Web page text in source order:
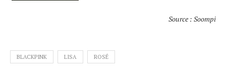
Source : Soompi
BLACKPINK LISA ROSÉ